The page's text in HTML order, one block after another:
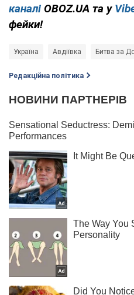
каналі OBOZ.UA та у
фейки!
Україна Авдіївка Битва за
Редакційна політика